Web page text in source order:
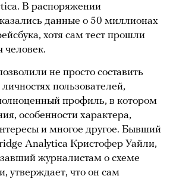
В распоряжении
данные о 50 миллионах
хотя сам тест прошли
человек.
не просто составить
пользователей,
профиль, в котором
особенности характера,
и многое другое. Бывший
Analytica Кристофер Уайли,
журналистам о схеме
утверждает, что он сам